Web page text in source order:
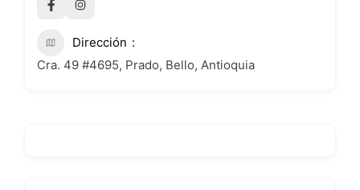
Dirección
Cra. 49 #4695, Prado, Bello, Antioquia